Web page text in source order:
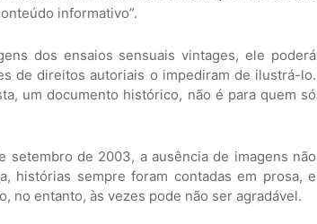
informativo”.
dos ensaios sensuais vintages, ele poderá
de direitos autoriais o impediram de ilustrá-lo.
um documento histórico, não é para quem só
setembro de 2003, a ausência de imagens não
histórias sempre foram contadas em prosa, e
no entanto, às vezes pode não ser agradável.